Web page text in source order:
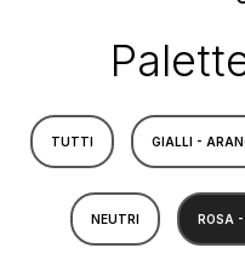
TUTTI GIALLI -
NEUTRI ROSA -